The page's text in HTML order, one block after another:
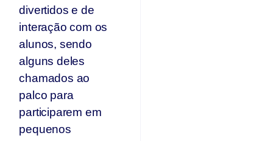
divertidos e de
interação com os
alunos, sendo
alguns deles
chamados ao
palco para
participarem em
pequenos